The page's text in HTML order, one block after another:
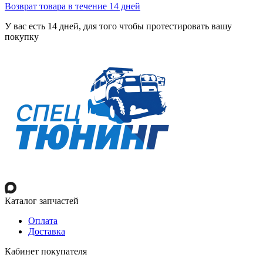
Возврат товара в течение 14 дней
У вас есть 14 дней, для того чтобы протестировать вашу
покупку
Каталог запчастей
Оплата
Доставка
Кабинет покупателя